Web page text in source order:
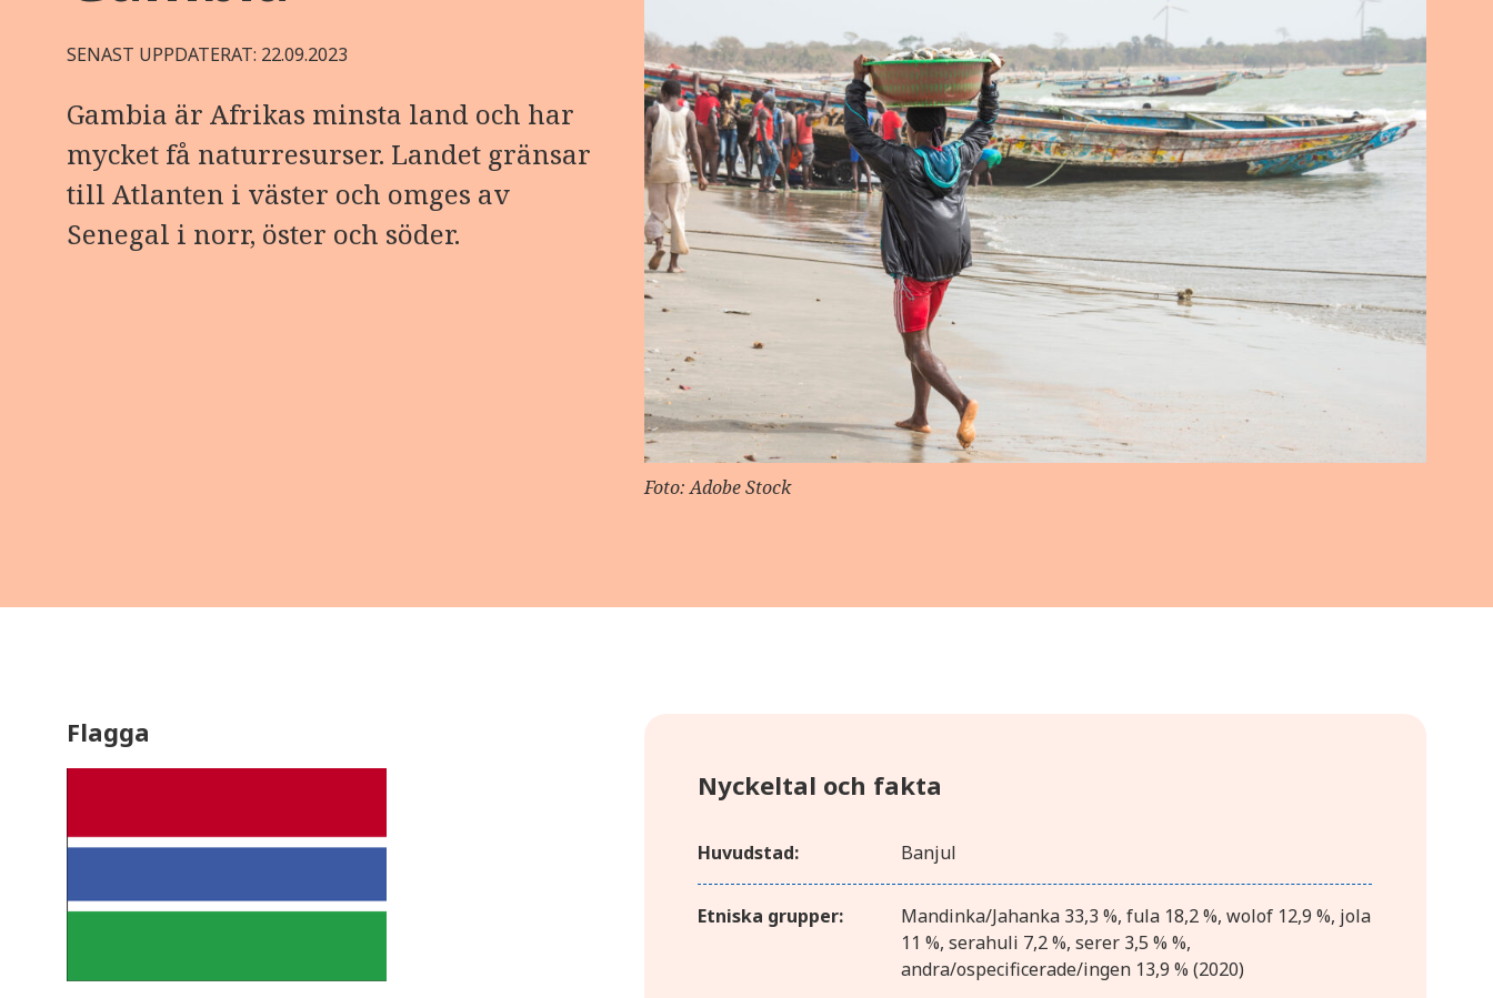
SENAST UPPDATERAT: 22.09.2023
Gambia är Afrikas minsta land och har
mycket få naturresurser. Landet gränsar
till Atlanten i väster och omges av
Senegal i norr, öster och söder.
Foto: Adobe Stock
Flagga
Nyckeltal och fakta
Huvudstad: Banjul
Etniska grupper:
Mandinka/Jahanka 33,3 %, fula 18,2 %, wolof 12,9 %, jola
11 %, serahuli 7,2 %, serer 3,5 % %,
andra/ospecificerade/ingen 13,9 % (2020)